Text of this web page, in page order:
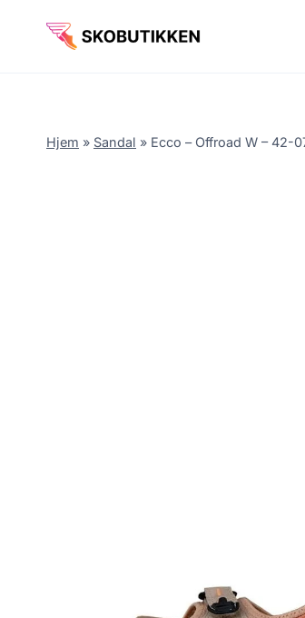
Hjem » Sandal » Ecco – Offroad W – 42-